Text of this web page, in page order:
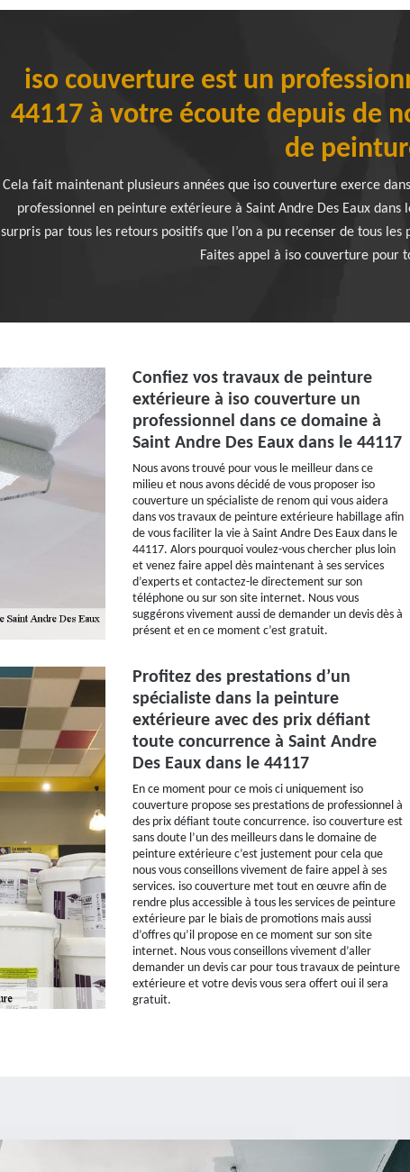
iso couverture est un
44117 à votre écoute depuis de
de
Cela fait maintenant plusieurs années que iso couverture exerce
professionnel en peinture extérieure à Saint Andre Des Eaux
surpris par tous les retours positifs que l’on a pu recenser de tous
Faites appel à iso couverture pour
Confiez vos travaux de peinture
extérieure à iso couverture un
professionnel dans ce domaine à
Saint Andre Des Eaux dans le 44117
Nous avons trouvé pour vous le meilleur dans ce
milieu et nous avons décidé de vous proposer iso
couverture un spécialiste de renom qui vous aidera
dans vos travaux de peinture extérieure habillage afin
de vous faciliter la vie à Saint Andre Des Eaux dans le
44117. Alors pourquoi voulez-vous chercher plus loin
et venez faire appel dès maintenant à ses services
d’experts et contactez-le directement sur son
téléphone ou sur son site internet. Nous vous
suggérons vivement aussi de demander un devis dès à
présent et en ce moment c’est gratuit.
Profitez des prestations d’un
spécialiste dans la peinture
extérieure avec des prix défiant
toute concurrence à Saint Andre
Des Eaux dans le 44117
En ce moment pour ce mois ci uniquement iso
couverture propose ses prestations de professionnel à
des prix défiant toute concurrence. iso couverture est
sans doute l’un des meilleurs dans le domaine de
peinture extérieure c’est justement pour cela que
nous vous conseillons vivement de faire appel à ses
services. iso couverture met tout en œuvre afin de
rendre plus accessible à tous les services de peinture
extérieure par le biais de promotions mais aussi
d’offres qu’il propose en ce moment sur son site
internet. Nous vous conseillons vivement d’aller
demander un devis car pour tous travaux de peinture
extérieure et votre devis vous sera offert oui il sera
gratuit.